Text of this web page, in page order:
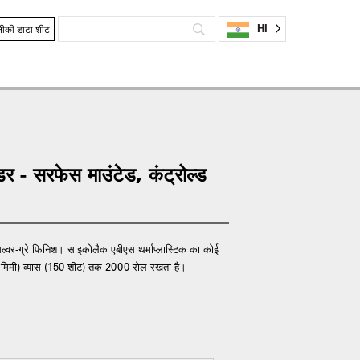
डाटा शीट HI
- सरफेस माउंटेड, कंट्रोल्ड
ग्रे फिनिश। साइकोलैक एबीएस थर्माप्लास्टिक का कोई
व्यास (150 शीट) तक 2000 रोल रखता है।